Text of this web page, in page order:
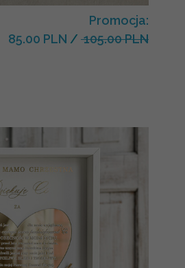
Promocja:
85.00 PLN / 105.00 PLN